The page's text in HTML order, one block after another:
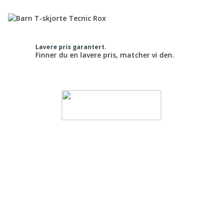
Lavere pris garantert.
Finner du en lavere pris, matcher vi den.